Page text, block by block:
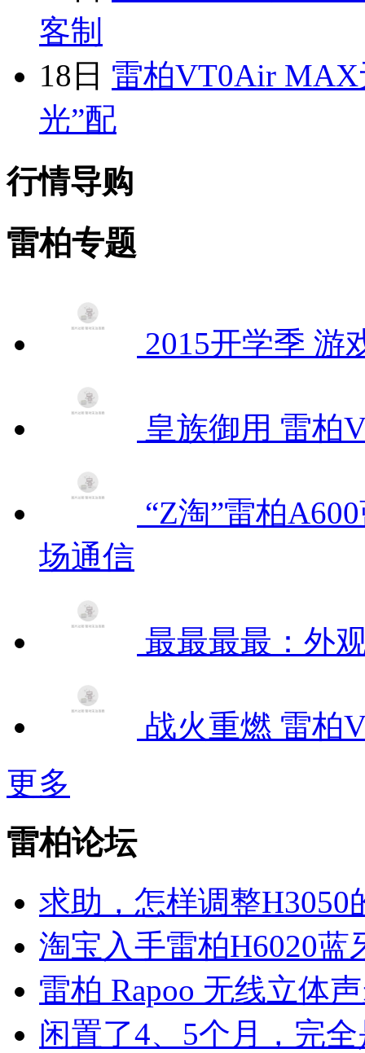
客制
18日 雷柏VT0Air MAX
光”配
行情导购
雷柏专题
2015开学季 游
皇族御用 雷柏
“Z淘”雷柏
场通信
最最最最：外
战火重燃 雷柏
更多
雷柏论坛
求助，怎样调整H3050
淘宝入手雷柏H6020蓝
雷柏 Rapoo 无线立体
闲置了4、5个月，完